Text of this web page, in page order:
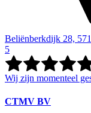
Beliënberkdijk 28,
5
Wij zijn momenteel
CTMV BV